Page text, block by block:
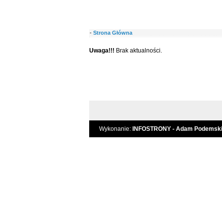
- Strona Główna
Uwaga!!! Brak aktualności.
Wykonanie: INFOSTRONY - Adam Podemski